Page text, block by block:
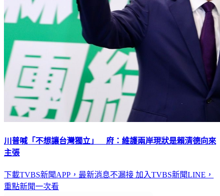
川普喊「不想讓台灣獨立」 府：維護兩岸現狀是賴清德向來
主張
下載TVBS新聞APP，最新消息不漏接 加入TVBS新聞LINE，
重點新聞一次看